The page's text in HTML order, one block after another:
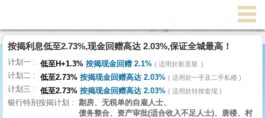
理
主
页
搵
楼/
按揭利息低至2.73%,现金回赠高达 2.03%,保证全城最高！
计划一 低至H+1.3% 按揭现金回赠 2.1% 适用於新居屋
计划二 低至2.73% 按揭现金回赠高达 2.03% 适用於一手及二手私楼
计划三 低至2.73% 按揭现金回赠高达 2.03% 适用於转按套现
银行特别按揭计划
劏房、无税单的自雇人士、
债务整合、资产审批(适合收入不足人士)、唐楼、村